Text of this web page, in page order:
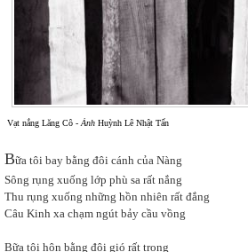
Vạt nắng Lăng Cô - Ảnh Huỳnh Lê Nhật Tấn
Bữa tôi bay bằng đôi cánh của Nàng
Sông rụng xuống lớp phù sa rất nắng
Thu rụng xuống những hồn nhiên rất đắng
Câu Kinh xa chạm ngút bảy cầu vồng
Bữa tôi hôn bằng đôi gió rất trong